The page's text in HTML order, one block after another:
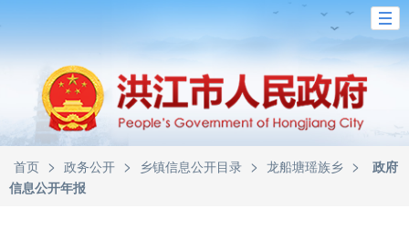
首页 > 政务公开 > 乡镇信息公开目录 > 龙船塘瑶族乡 >
政府
信息公开年报